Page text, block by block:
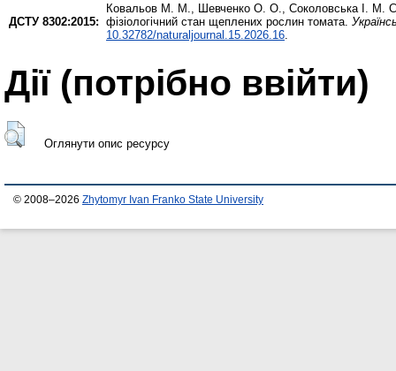
ДСТУ 8302:2015:
Ковальов М. М. Шевченко О. О. Соколовська І. М.
фізіологічний стан щеплених рослин томата.
10.32782/naturaljournal.15.2026.16
Дії ​​(потрібно ввійти)
Оглянути опис ресурсу
© 2008–2026 Zhytomyr Ivan Franko State University